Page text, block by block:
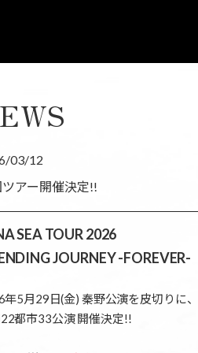
03/12
アー開催決定!!
SEA TOUR 2026
JOURNEY -FOREVER-
年5月29日(金) 秦野公演を皮切りに、
都市33公演 開催決定!!